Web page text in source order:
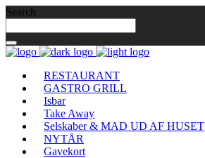
Search
RESTAURANT
GASTRO GRILL
Isbar
Take Away
Selskaber & MAD UD AF HUSET
NYTÅR
Gavekort